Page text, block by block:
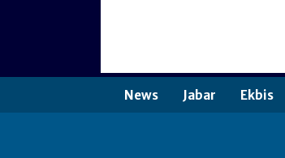
News Jabar Ekbis